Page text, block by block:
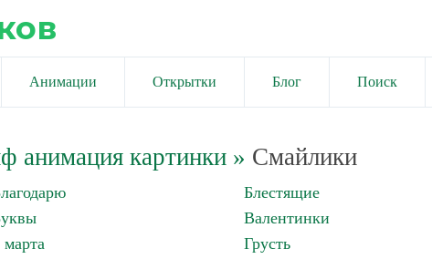
Анимации Открытки Блог Поиск
анимация картинки» Смайлики
Блестящие
Валентинки
марта
Грусть